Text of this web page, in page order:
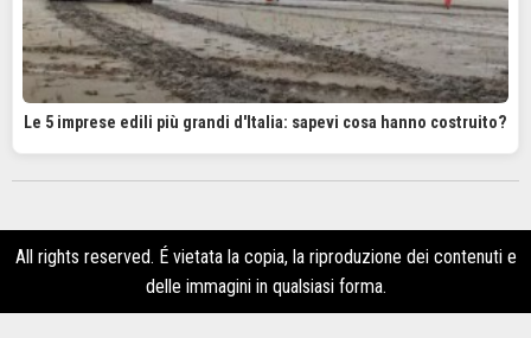
Le 5 imprese edili più grandi d'Italia: sapevi cosa hanno costruito?
All rights reserved. É vietata la copia, la riproduzione dei contenuti e
delle immagini in qualsiasi forma.